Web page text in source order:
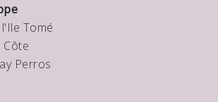
Tomé
Côte
Perros